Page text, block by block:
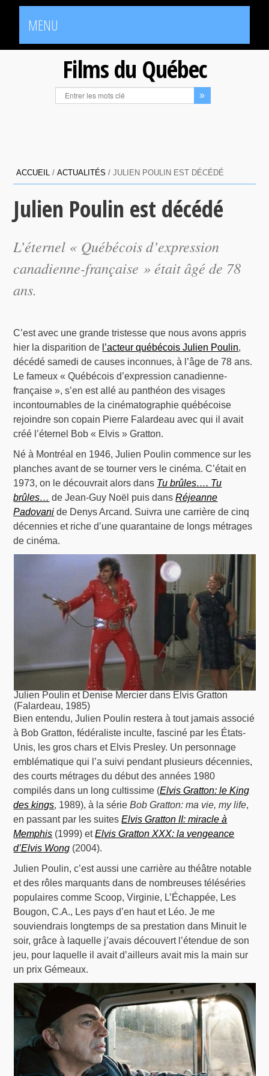
MENU
Films du Québec
ACCUEIL /ACTUALITÉS /JULIEN POULIN EST DÉCÉDÉ
Julien Poulin est décédé
L’éternel « Québécois d’expression
canadienne-française » était âgé de 78
ans.
C’est avec une grande tristesse que nous avons appris
hier la disparition de l’acteur québécois Julien Poulin,
décédé samedi de causes inconnues, à l’âge de 78 ans.
Le fameux « Québécois d’expression canadienne-
française », s’en est allé au panthéon des visages
incontournables de la cinématographie québécoise
rejoindre son copain Pierre Falardeau avec qui il avait
créé l’éternel Bob « Elvis » Gratton.
Né à Montréal en 1946, Julien Poulin commence sur les
planches avant de se tourner vers le cinéma. C’était en
1973, on le découvrait alors dans Tu brûles…. Tu
brûles… de Jean-Guy Noël puis dansRéjeanne
Padovani de Denys Arcand. Suivra une carrière de cinq
décennies et riche d’une quarantaine de longs métrages
de cinéma.
Julien Poulin et Denise Mercier dans Elvis Gratton
(Falardeau, 1985)
Bien entendu, Julien Poulin restera à tout jamais associé
à Bob Gratton, fédéraliste inculte, fasciné par les États-
Unis, les gros chars et Elvis Presley. Un personnage
emblématique qui l’a suivi pendant plusieurs décennies,
des courts métrages du début des années 1980
compilés dans un long cultissime (Elvis Gratton: le King
des kings, 1989), à la sérieBob Gratton: ma vie, my life,
en passant par les suitesElvis Gratton II: miracle à
Memphis (1999) etElvis Gratton XXX: la vengeance
d’Elvis Wong (2004).
Julien Poulin, c’est aussi une carrière au théâtre notable
et des rôles marquants dans de nombreuses téléséries
populaires comme Scoop, Virginie, L’Échappée, Les
Bougon, C.A., Les pays d’en haut et Léo. Je me
souviendrais longtemps de sa prestation dans Minuit le
soir, grâce à laquelle j’avais découvert l’étendue de son
jeu, pour laquelle il avait d’ailleurs avait mis la main sur
un prix Gémeaux.